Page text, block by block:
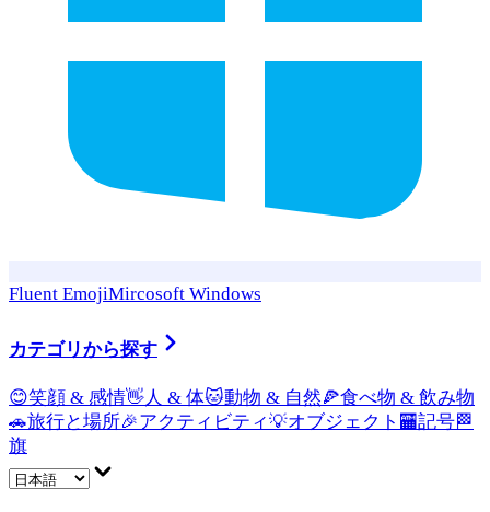
Fluent EmojiMircosoft Windows
カテゴリから探す
😊笑顔 & 感情👋 人 & 体🐱動物 & 自然🍕食べ物 & 飲み物
🚗旅行と場所🎉アクティビティ💡オブジェクト 🏧記号🏁
旗